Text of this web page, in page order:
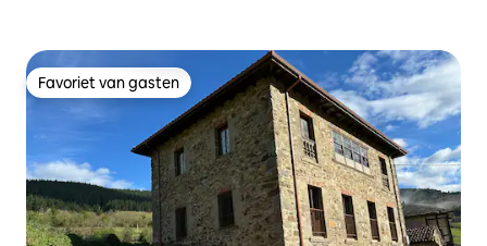
Favoriet van gasten
Favoriet van gasten